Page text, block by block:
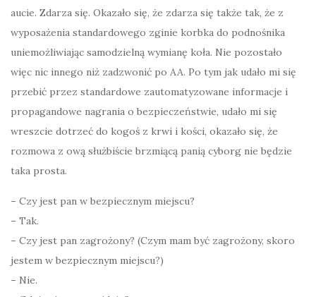
aucie. Zdarza się. Okazało się, że zdarza się także tak, że z
wyposażenia standardowego zginie korbka do podnośnika
uniemożliwiając samodzielną wymianę koła. Nie pozostało
więc nic innego niż zadzwonić po AA. Po tym jak udało mi się
przebić przez standardowe zautomatyzowane informacje i
propagandowe nagrania o bezpieczeństwie, udało mi się
wreszcie dotrzeć do kogoś z krwi i kości, okazało się, że
rozmowa z ową służbiście brzmiącą panią cyborg nie będzie
taka prosta.
– Czy jest pan w bezpiecznym miejscu?
– Tak.
– Czy jest pan zagrożony? (Czym mam być zagrożony, skoro
jestem w bezpiecznym miejscu?)
– Nie.